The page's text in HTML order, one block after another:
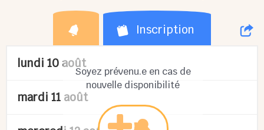
Inscription
Soyez prévenu.e en cas de
nouvelle disponibilité
lundi 10 août
mardi 11 août